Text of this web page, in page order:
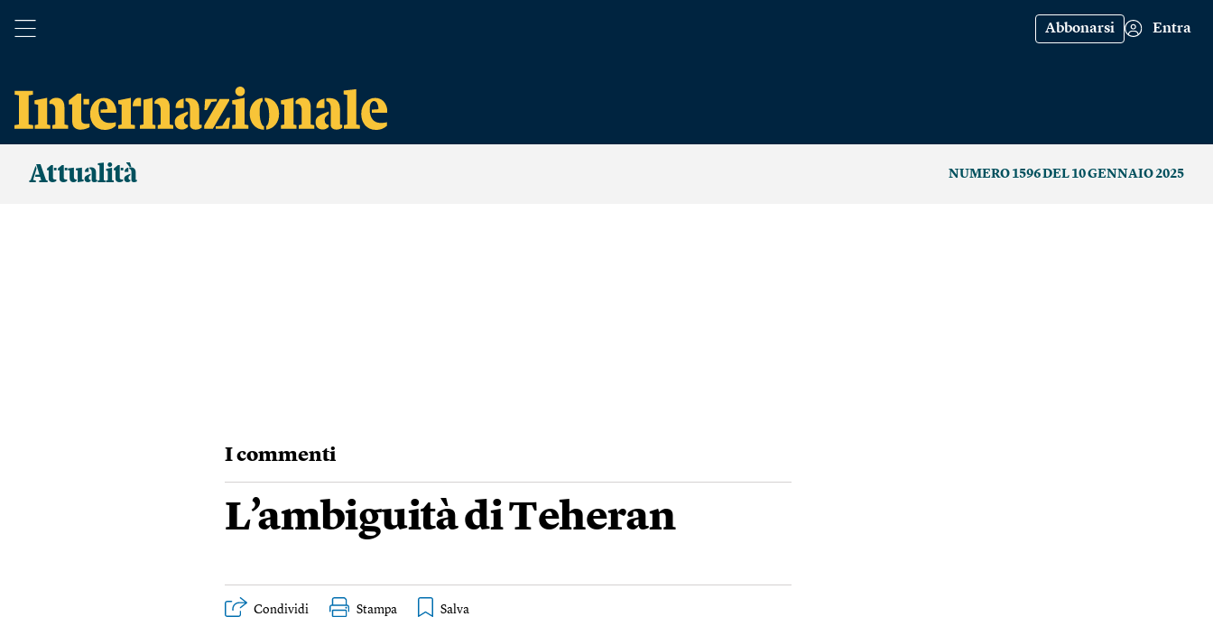
Abbonarsi Entra
Attualità NUMERO 1596 DEL 10 GENNAIO 2025
I commenti
L’ambiguità di Teheran
Condividi Stampa